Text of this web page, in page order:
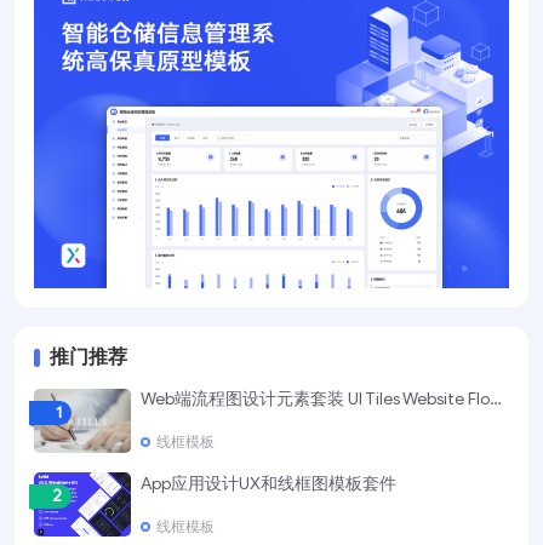
推门推荐
1
Web端流程图设计元素套装 UI Tiles Website Flowcharts
线框模板
2
App应用设计UX和线框图模板套件
线框模板